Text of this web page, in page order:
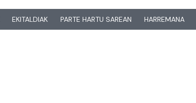
EKITALDIAK PARTE HARTU SAREAN HARREMANA